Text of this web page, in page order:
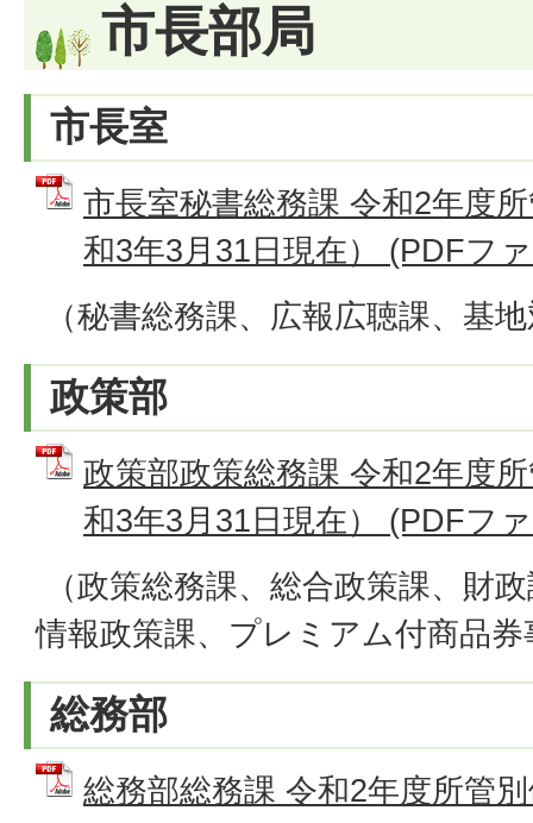
市長部局
市長室
市長室秘書総務課 令和2年度
和3年3月31日現在） (PDFフ
（秘書総務課、広報広聴課、基
政策部
政策部政策総務課 令和2年度
和3年3月31日現在） (PDFフ
（政策総務課、総合政策課、財
情報政策課、プレミアム付商品券
総務部
総務部総務課 令和2年度所管